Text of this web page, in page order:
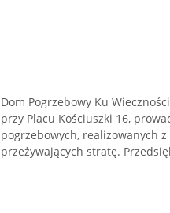
Dom Pogrzebowy Ku
przy Placu Kościuszki 16,
pogrzebowych, realizowanych
przeżywających stratę.